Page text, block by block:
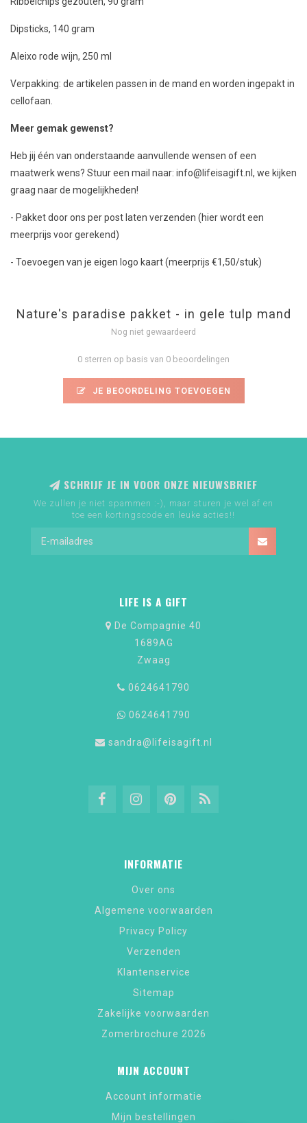
Dipsticks, 140 gram
Aleixo rode wijn, 250 ml
Verpakking: de artikelen passen in de mand en worden ingepakt in
cellofaan.
Meer gemak gewenst?
Heb jij één van onderstaande aanvullende wensen of een
maatwerk wens? Stuur een mail naar: info@lifeisagift.nl , we kijken
graag naar de mogelijkheden!
- Pakket door ons per post laten verzenden (hier wordt een
meerprijs voor gerekend)
- Toevoegen van je eigen logo kaart (meerprijs €1,50/stuk)
Nature's paradise pakket - in gele tulp mand
Nog niet gewaardeerd
0 sterren op basis van 0 beoordelingen
JE BEOORDELING TOEVOEGEN
SCHRIJF JE IN VOOR ONZE NIEUWSBRIEF
We zullen je niet spammen :-), maar sturen je wel af en
toe een kortingscode en leuke acties!!
LIFE IS A GIFT
De Compagnie 40
1689AG
Zwaag
0624641790
0624641790
sandra@lifeisagift.nl
INFORMATIE
Over ons
Algemene voorwaarden
Privacy Policy
Verzenden
Klantenservice
Sitemap
Zakelijke voorwaarden
Zomerbrochure 2026
MIJN ACCOUNT
Account informatie
Mijn bestellingen